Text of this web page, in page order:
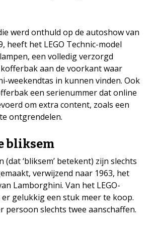
werd onthuld op de autoshow van
heeft het LEGO Technic-model
een volledig verzorgd
aan de voorkant waar
weekendtas in kunnen vinden. Ook
een serienummer dat online
om extra content, zoals een
ontgrendelen.
bliksem
(dat ‘bliksem’ betekent) zijn slechts
verwijzend naar 1963, het
Lamborghini. Van het LEGO-
gelukkig een stuk meer te koop.
persoon slechts twee aanschaffen.